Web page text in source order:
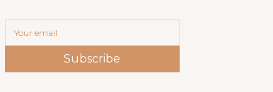
Subscribe